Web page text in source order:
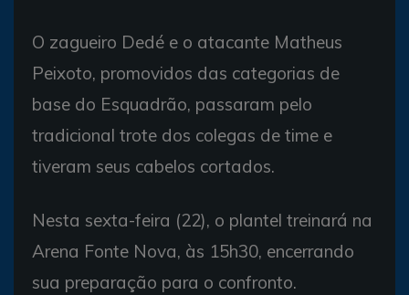
O zagueiro Dedé e o atacante Matheus
Peixoto, promovidos das categorias de
base do Esquadrão, passaram pelo
tradicional trote dos colegas de time e
tiveram seus cabelos cortados.
Nesta sexta-feira (22), o plantel treinará na
Arena Fonte Nova, às 15h30, encerrando
sua preparação para o confronto.